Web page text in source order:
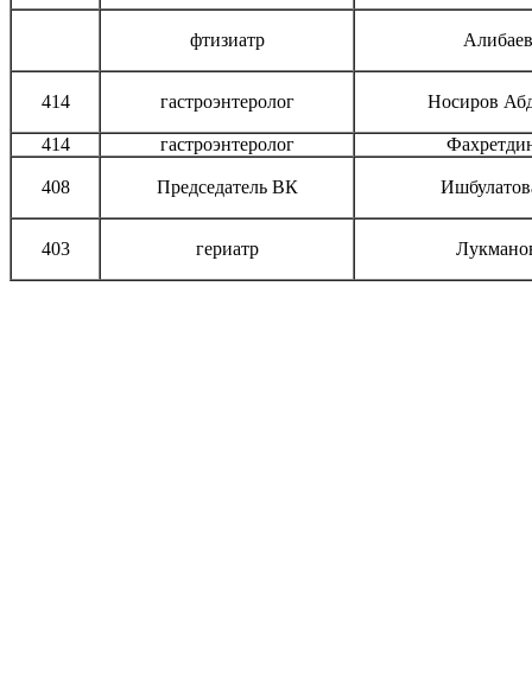
фтизиатр
414 гастроэнтеролог Носиров
414 гастроэнтеролог
408 Председатель ВК
403 гериатр